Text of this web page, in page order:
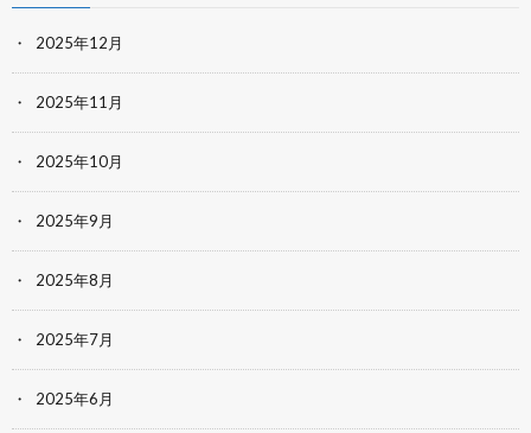
2025年12月
2025年11月
2025年10月
2025年9月
2025年8月
2025年7月
2025年6月